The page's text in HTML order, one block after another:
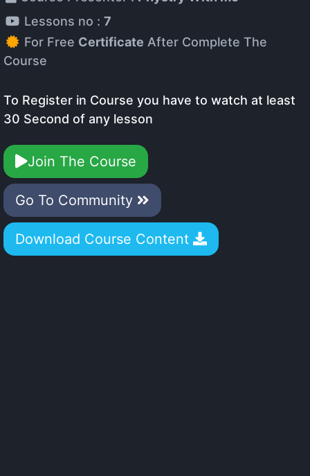
Lessons no : 7
For Free Certificate After Complete The
Course
To Register in Course you have to watch at least
30 Second of any lesson
Join The Course
Go To Community
Download Course Content